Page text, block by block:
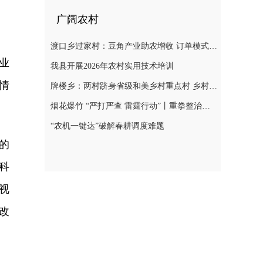
广阔农村
渡口乡过家村：豆角产业助农增收 订单模式铺就致富路
我县开展2026年农村实用技术培训
牌楼乡：两村跻身省级和美乡村重点村 乡村振兴迎来“加速跑”
烟花爆竹 “严打严查 雷霆行动”丨重拳整治非法储存烟花爆竹 筑牢辖区安全防线
“农机一键达”破解春耕调度难题